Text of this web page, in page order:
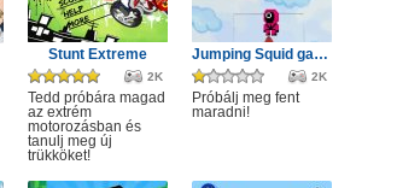
Stunt Extreme
2K
Tedd próbára magad
az extrém
motorozásban és
tanulj meg új
trükköket!
Jumping Squid game
2K
Próbálj meg fent
maradni!